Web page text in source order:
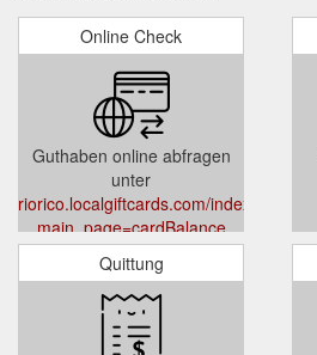
Online Check
Guthaben online abfragen
unter
riorico.localgiftcards.com/index.php?
main_page=cardBalance
Quittung